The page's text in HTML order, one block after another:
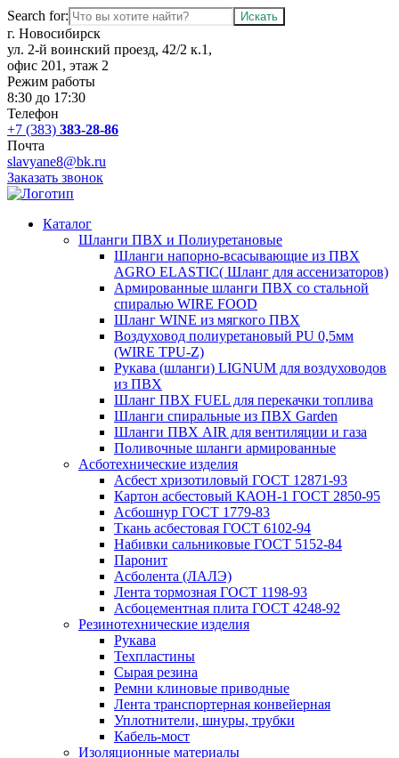
Search for:
г. Новосибирск
ул. 2-й воинский проезд, 42/2 к.1,
офис 201, этаж 2
Режим работы
8:30 до 17:30
Телефон
+7 (383) 383-28-86
Почта
slavyane8@bk.ru
Заказать звонок
Каталог
Шланги ПВХ и Полиуретановые
Шланги напорно-всасывающие из ПВХ
AGRO ELASTIC( Шланг для ассенизаторов)
Армированные шланги ПВХ со стальной
спиралью WIRE FOOD
Шланг WINE из мягкого ПВХ
Воздуховод полиуретановый PU 0,5мм
(WIRE TPU-Z)
Рукава (шланги) LIGNUM для воздуховодов
из ПВХ
Шланг ПВХ FUEL для перекачки топлива
Шланги спиральные из ПВХ Garden
Шланги ПВХ AIR для вентиляции и газа
Поливочные шланги армированные
Асботехнические изделия
Асбест хризотиловый ГОСТ 12871-93
Картон aсбестовый КАОН-1 ГОСТ 2850-95
Асбошнур ГОСТ 1779-83
Ткань асбестовая ГОСТ 6102-94
Набивки сальниковые ГОСТ 5152-84
Паронит
Асболента (ЛАЛЭ)
Лента тормозная ГОСТ 1198-93
Асбоцементная плита ГОСТ 4248-92
Резинотехнические изделия
Рукава
Техпластины
Сырая резина
Ремни клиновые приводные
Лента транспортерная конвейерная
Уплотнители, шнуры, трубки
Кабель-мост
Изоляционные материалы